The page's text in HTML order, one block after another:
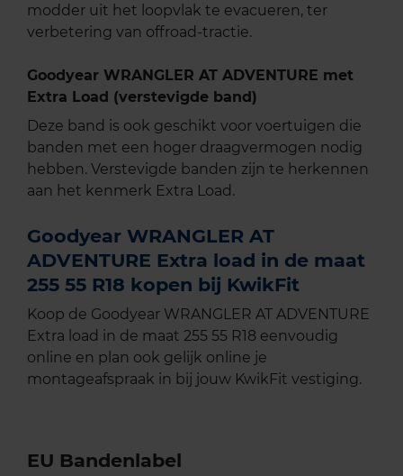
modder uit het loopvlak te evacueren, ter
verbetering van offroad-tractie.
Goodyear WRANGLER AT ADVENTURE met
Extra Load (verstevigde band)
Deze band is ook geschikt voor voertuigen die
banden met een hoger draagvermogen nodig
hebben. Verstevigde banden zijn te herkennen
aan het kenmerk Extra Load.
Goodyear WRANGLER AT
ADVENTURE Extra load in de maat
255 55 R18 kopen bij KwikFit
Koop de Goodyear WRANGLER AT ADVENTURE
Extra load in de maat 255 55 R18 eenvoudig
online en plan ook gelijk online je
montageafspraak in bij jouw KwikFit vestiging.
EU Bandenlabel